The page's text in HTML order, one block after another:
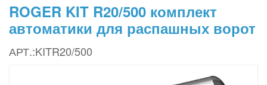
ROGER KIT R20/500 комплект
автоматики для распашных ворот
АРТ.:KITR20/500